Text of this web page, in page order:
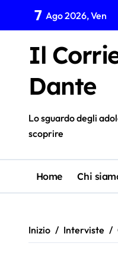
contenuto
7 Ago 2026, Ven
Il
Dante
Lo sguardo degli
scoprire
Home Chi
Inizio Interviste